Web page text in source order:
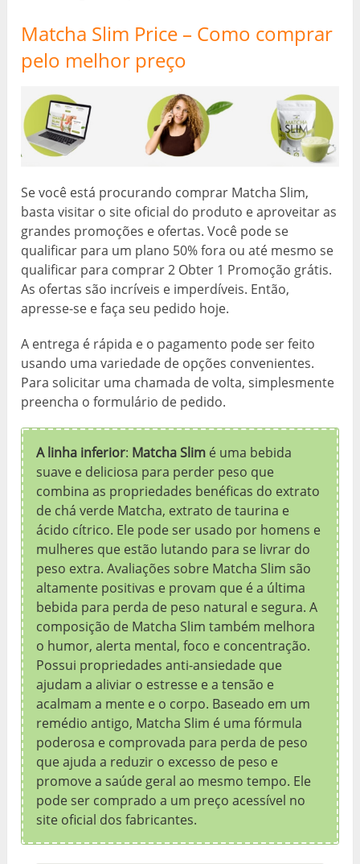
Matcha Slim Price – Como comprar
pelo melhor preço
Se você está procurando comprar Matcha Slim,
basta visitar o site oficial do produto e aproveitar as
grandes promoções e ofertas. Você pode se
qualificar para um plano 50% fora ou até mesmo se
qualificar para comprar 2 Obter 1 Promoção grátis.
As ofertas são incríveis e imperdíveis. Então,
apresse-se e faça seu pedido hoje.
A entrega é rápida e o pagamento pode ser feito
usando uma variedade de opções convenientes.
Para solicitar uma chamada de volta, simplesmente
preencha o formulário de pedido.
A linha inferior: Matcha Slim é uma bebida
suave e deliciosa para perder peso que
combina as propriedades benéficas do extrato
de chá verde Matcha, extrato de taurina e
ácido cítrico. Ele pode ser usado por homens e
mulheres que estão lutando para se livrar do
peso extra. Avaliações sobre Matcha Slim são
altamente positivas e provam que é a última
bebida para perda de peso natural e segura. A
composição de Matcha Slim também melhora
o humor, alerta mental, foco e concentração.
Possui propriedades anti-ansiedade que
ajudam a aliviar o estresse e a tensão e
acalmam a mente e o corpo. Baseado em um
remédio antigo, Matcha Slim é uma fórmula
poderosa e comprovada para perda de peso
que ajuda a reduzir o excesso de peso e
promove a saúde geral ao mesmo tempo. Ele
pode ser comprado a um preço acessível no
site oficial dos fabricantes.